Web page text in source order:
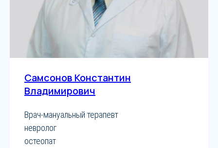
Самсонов Константин
Владимирович
Врач-мануальный терапевт
невролог
остеопат